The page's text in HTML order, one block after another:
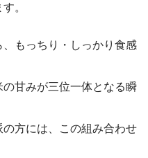
。
もっちり・しっかり食感
甘みが三位一体となる瞬
の方には、この組み合わせ